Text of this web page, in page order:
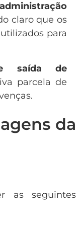
claro que os
para
saída de
parcela de
da
as seguintes